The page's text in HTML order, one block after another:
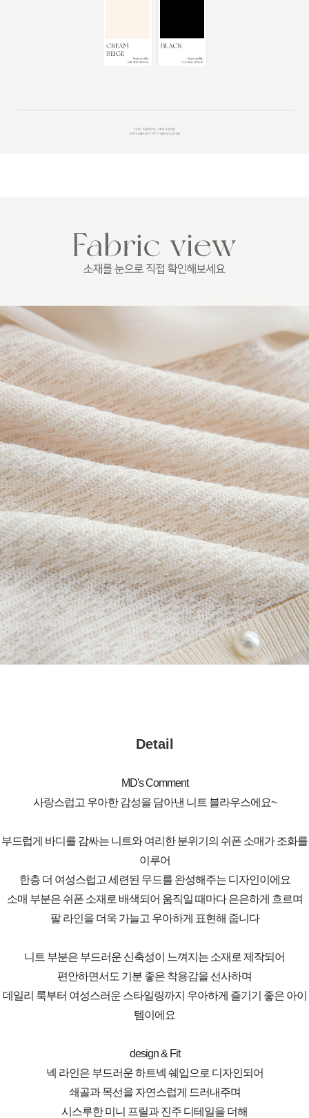
Detail
MD's Comment
사랑스럽고 우아한 감성을 담아낸 니트 블라우스에요~
부드럽게 바디를 감싸는 니트와 여리한 분위기의 쉬폰 소매가 조화를
이루어
한층 더 여성스럽고 세련된 무드를 완성해주는 디자인이에요
소매 부분은 쉬폰 소재로 배색되어 움직일 때마다 은은하게 흐르며
팔 라인을 더욱 가늘고 우아하게 표현해 줍니다
니트 부분은 부드러운 신축성이 느껴지는 소재로 제작되어
편안하면서도 기분 좋은 착용감을 선사하며
데일리 룩부터 여성스러운 스타일링까지 우아하게 즐기기 좋은 아이
템이에요
design & Fit
넥 라인은 부드러운 하트넥 쉐입으로 디자인되어
쇄골과 목선을 자연스럽게 드러내주며
시스루한 미니 프릴과 진주 디테일을 더해